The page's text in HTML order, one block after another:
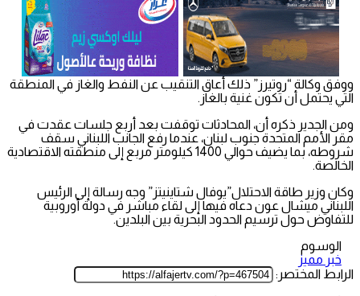
ووفق وكالة “روتيرز” ذلك أعاق التنقيب عن النفط والغاز في المنطقة
التي يحتمل أن تكون غنية بالغاز.
ومن الجدير ذكره أن، المحادثات توقفت بعد أربع جلسات عقدت في
مقر الأمم المتحدة جنوب لبنان، عندما رفع الجانب اللبناني سقف
شروطه، بما يضيف حوالي 1400 كيلومتر مربع إلى منطقته الاقتصادية
الخالصة.
وكان وزير طاقة الاحتلال”يوفال شتاينيتز” وجه رسالة إلى الرئيس
اللبناني ميشال عون دعاه فيها إلى لقاء مباشر في دولة أوروبية
للتفاوض حول ترسيم الحدود البحرية بين البلدين.
الوسوم
خبر مميز
الرابط المختصر: